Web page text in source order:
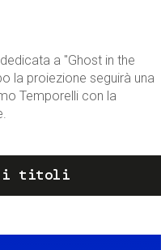
a "Ghost in the
la proiezione seguirà una
Temporelli con la
i titoli